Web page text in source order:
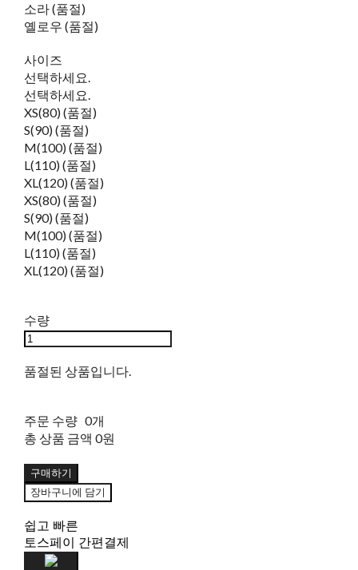
소라 (품절)
옐로우 (품절)
사이즈
선택하세요.
선택하세요.
XS(80) (품절)
S(90) (품절)
M(100) (품절)
L(110) (품절)
XL(120) (품절)
XS(80) (품절)
S(90) (품절)
M(100) (품절)
L(110) (품절)
XL(120) (품절)
수량
품절된 상품입니다.
주문 수량 0개
총 상품 금액 0원
구매하기
장바구니에 담기
쉽고 빠른
토스페이 간편결제